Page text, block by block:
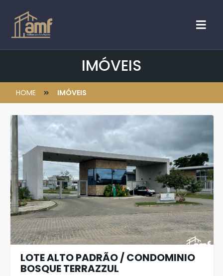
IMÓVEIS
HOME IMÓVEIS
LOTE ALTO PADRÃO / CONDOMINIO
BOSQUE TERRAZZUL